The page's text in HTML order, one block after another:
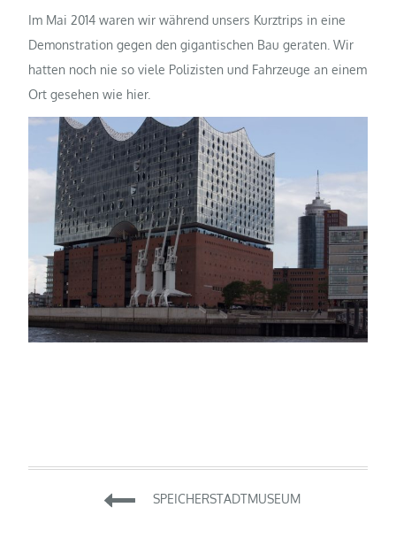
Im Mai 2014 waren wir während unsers Kurztrips in eine
Demonstration gegen den gigantischen Bau geraten. Wir
hatten noch nie so viele Polizisten und Fahrzeuge an einem
Ort gesehen wie hier.
Beitragsnavigation
SPEICHERSTADTMUSEUM